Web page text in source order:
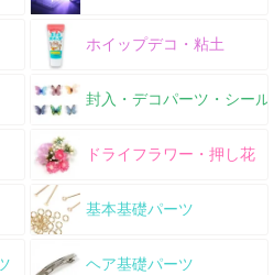
ホイップデコ・粘土
封入・デコパーツ・シール
ドライフラワー・押し花
基本基礎パーツ
ヘア基礎パーツ